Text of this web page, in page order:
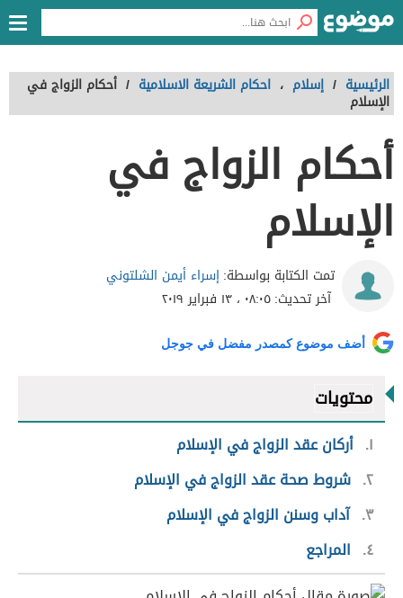
الرئيسية / إسلام ، احكام الشريعة الاسلامية / أحكام الزواج في
الإسلام
أحكام الزواج في
الإسلام
تمت الكتابة بواسطة:إسراء أيمن الشلتوني
آخر تحديث:٠٨:٠٥ ، ١٣ فبراير ٢٠١٩
أضف موضوع كمصدر مفضل في جوجل
محتويات
١ أركان عقد الزواج في الإسلام
٢ شروط صحة عقد الزواج في الإسلام
٣ آداب وسنن الزواج في الإسلام
٤
المراجع